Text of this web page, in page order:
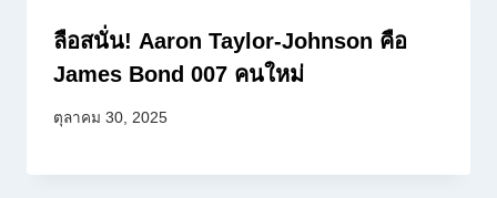
ลือสนั่น! Aaron Taylor-Johnson คือ
James Bond 007 คนใหม่
ตุลาคม 30, 2025